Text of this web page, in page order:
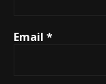
Email *